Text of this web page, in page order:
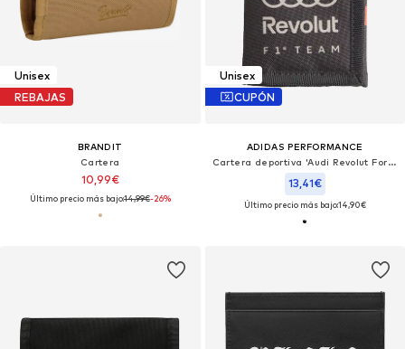
Unisex
REBAJAS
BRANDIT
Cartera
10,99€
Último precio más bajo:14,99€-26%
Unisex
CUPÓN
ADIDAS PERFORMANCE
Cartera deportiva 'Audi Revolut Formula OneTeam Dna'
13,41€
Último precio más bajo:14,90€